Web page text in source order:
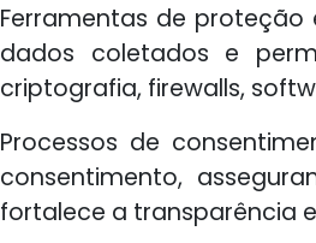
Ferramentas de
dados coletados e
criptografia, firewalls,
Processos de
consentimento,
fortalece a transparência